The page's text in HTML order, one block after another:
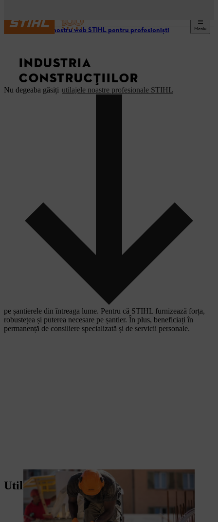
Meniu
Site-ul nostru web STIHL pentru profesioniști
INDUSTRIA
CONSTRUCȚIILOR
Nu degeaba găsiți utilajele noastre profesionale STIHL
pe șantierele din întreaga lume. Pentru că STIHL furnizează forța,
robustețea și puterea necesare pe șantier. În plus, beneficiați în
permanență de consiliere specializată și de servicii personale.
Utilaje pentru construcții